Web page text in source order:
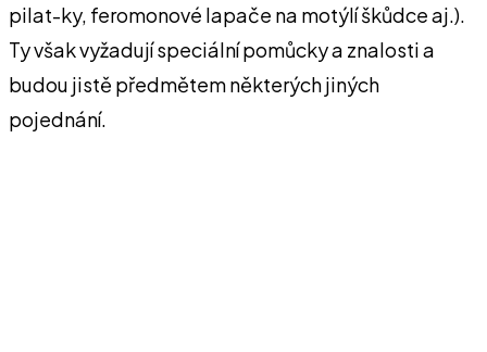
pilat-ky, feromonové lapače na motýlí škůdce aj.).
Ty však vyžadují speciální pomůcky a znalosti a
budou jistě předmětem některých jiných
pojednání.